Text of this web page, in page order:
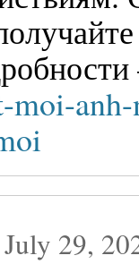
moi-
July 29,